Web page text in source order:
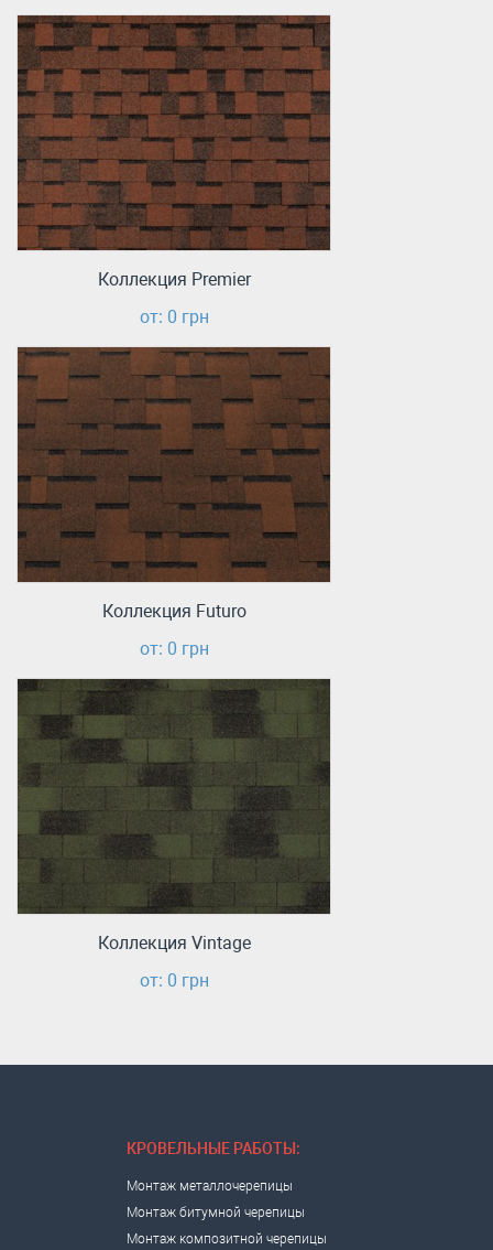
Коллекция Premier
от: 0 грн
Коллекция Futuro
от: 0 грн
Коллекция Vintage
от: 0 грн
КРОВЕЛЬНЫЕ РАБОТЫ:
Монтаж металлочерепицы
Монтаж битумной черепицы
Монтаж композитной черепицы